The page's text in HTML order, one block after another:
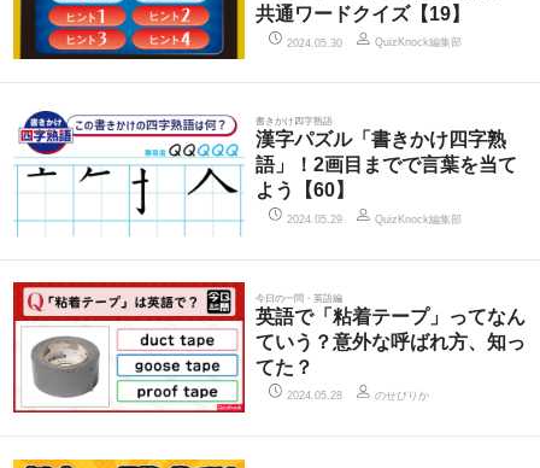
共通ワードクイズ【19】
2024.05.30 QuizKnock編集部
書きかけ四字熟語
漢字パズル「書きかけ四字熟
語」！2画目までで言葉を当て
よう【60】
2024.05.29 QuizKnock編集部
今日の一問・英語編
英語で「粘着テープ」ってなん
ていう？意外な呼ばれ方、知っ
てた？
2024.05.28 のせぴりか